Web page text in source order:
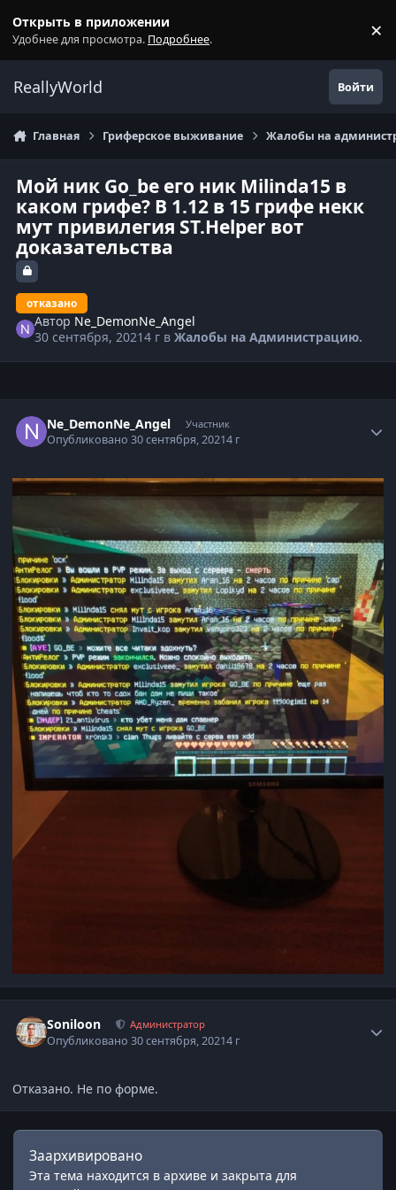
Открыть в приложении
Удобнее для просмотра. Подробнее. ×
ReallyWorld Войти
Главная Гриферское выживание Жалобы на
Мой ник Go_be его ник Milinda15 в
каком грифе? В 1.12 в 15 грифе некк
мут привилегия ST.Helper вот
доказательства
отказано
Автор Ne_DemonNe_Angel
30 сентября, 20214 г вЖалобы на Администрацию.
Ne_DemonNe_Angel Участник
Опубликовано30 сентября, 20214 г
Soniloon Администратор
Опубликовано30 сентября, 20214 г
Отказано. Не по форме.
Заархивировано
Эта тема находится в архиве и закрыта для